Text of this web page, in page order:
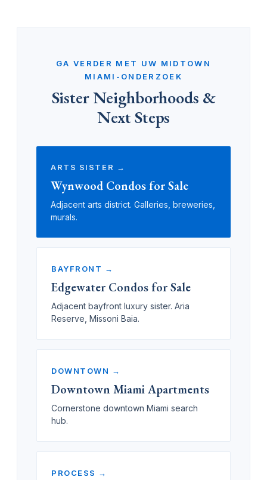
GA VERDER MET UW MIDTOWN
MIAMI-ONDERZOEK
Sister Neighborhoods &
Next Steps
ARTS SISTER →
Wynwood Condos for Sale
Adjacent arts district. Galleries, breweries,
murals.
BAYFRONT →
Edgewater Condos for Sale
Adjacent bayfront luxury sister. Aria
Reserve, Missoni Baia.
DOWNTOWN →
Downtown Miami Apartments
Cornerstone downtown Miami search
hub.
PROCESS →